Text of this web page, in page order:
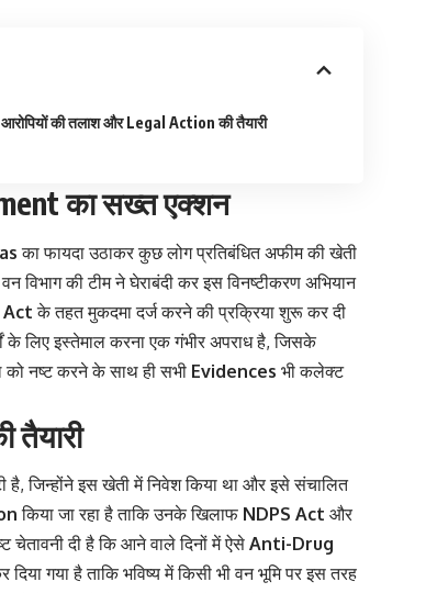
आरोपियों की तलाश और Legal Action की तैयारी
का सख्त एक्शन
का फायदा उठाकर कुछ लोग प्रतिबंधित अफीम की खेती
विभाग की टीम ने घेराबंदी कर इस विनष्टीकरण अभियान
के तहत मुकदमा दर्ज करने की प्रक्रिया शुरू कर दी
के लिए इस्तेमाल करना एक गंभीर अपराध है, जिसके
को नष्ट करने के साथ ही सभी Evidences भी कलेक्ट
जिन्होंने इस खेती में निवेश किया था और इसे संचालित
किया जा रहा है ताकि उनके खिलाफ NDPS Act और
दी है कि आने वाले दिनों में ऐसे Anti-Drug
गया है ताकि भविष्य में किसी भी वन भूमि पर इस तरह